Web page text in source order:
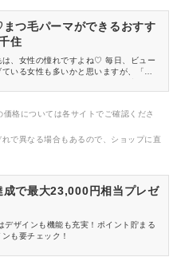
つ毛パーマができるおすす
住
は、女性の憧れですよね♡ 毎日、ビュー
いる女性も多いかと思いますが、「上
んとした上向きまつ毛がキープできる
ご紹介します。
格については各サイトでご確認くださ
で異なる場合もあるので、ショップに直
成で最大23,000円相当プレゼ
デザインも機能も充実！ポイント貯まる
も要チェック！